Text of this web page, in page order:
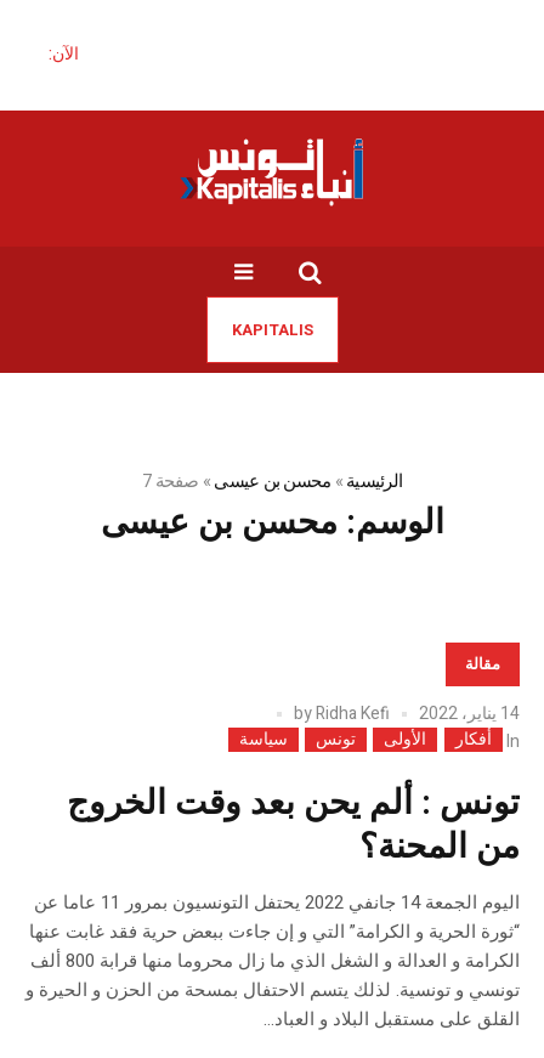
الآن:
KAPITALIS
الرئيسية» محسن بن عيسى» صفحة 7
الوسم: محسن بن عيسى
مقالة
14 يناير، 2022 byRidha Kefi
In
أفكار الأولى تونس سياسة
تونس : ألم يحن بعد وقت الخروج
من المحنة؟
اليوم الجمعة 14 جانفي 2022 يحتفل التونسيون بمرور 11 عاما عن
“ثورة الحرية و الكرامة” التي و إن جاءت ببعض حرية فقد غابت عنها
الكرامة و العدالة و الشغل الذي ما زال محروما منها قرابة 800 ألف
تونسي و تونسية. لذلك يتسم الاحتفال بمسحة من الحزن و الحيرة و
القلق على مستقبل البلاد و العباد...